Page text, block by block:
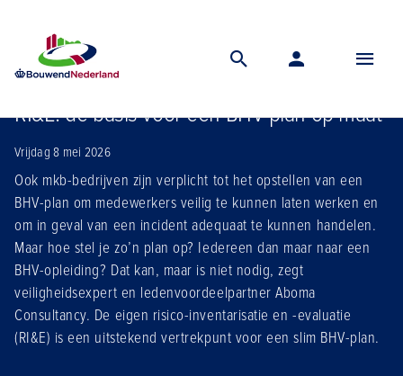
Nieuws
RI&E: de basis voor een BHV-plan op maat
Vrijdag 8 mei 2026
Ook mkb-bedrijven zijn verplicht tot het opstellen van een
BHV-plan om medewerkers veilig te kunnen laten werken en
om in geval van een incident adequaat te kunnen handelen.
Maar hoe stel je zo’n plan op? Iedereen dan maar naar een
BHV-opleiding? Dat kan, maar is niet nodig, zegt
veiligheidsexpert en ledenvoordeelpartner Aboma
Consultancy. De eigen risico-inventarisatie en -evaluatie
(RI&E) is een uitstekend vertrekpunt voor een slim BHV-plan.